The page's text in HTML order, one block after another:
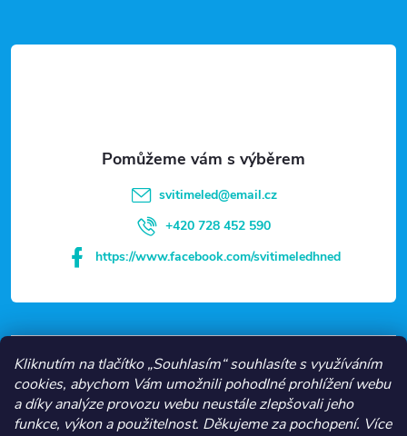
Kliknutím na tlačítko „Souhlasím“ souhlasíte s využíváním
cookies, abychom Vám umožnili pohodlné prohlížení webu
a díky analýze provozu webu neustále zlepšovali jeho
funkce, výkon a použitelnost. Děkujeme za pochopení. Více
á
VŠE O NÁKUPU
NEJČASTĚJŠÍ KATEGORIE
svitimeled@email.cz
+420 728 452 590
https://www.facebook.com/svitimeledhned